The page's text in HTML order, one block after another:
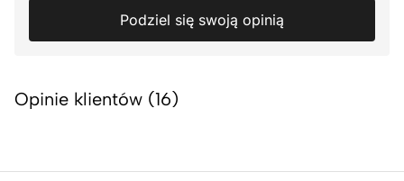
Podziel się swoją opinią
Opinie klientów (16)